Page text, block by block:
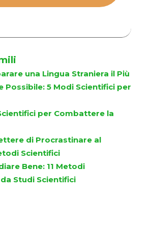
una Lingua Straniera il Più
Possibile: 5 Modi Scientifici per
per Combattere la
di Procrastinare al
Scientifici
Bene: 11 Metodi
Studi Scientifici